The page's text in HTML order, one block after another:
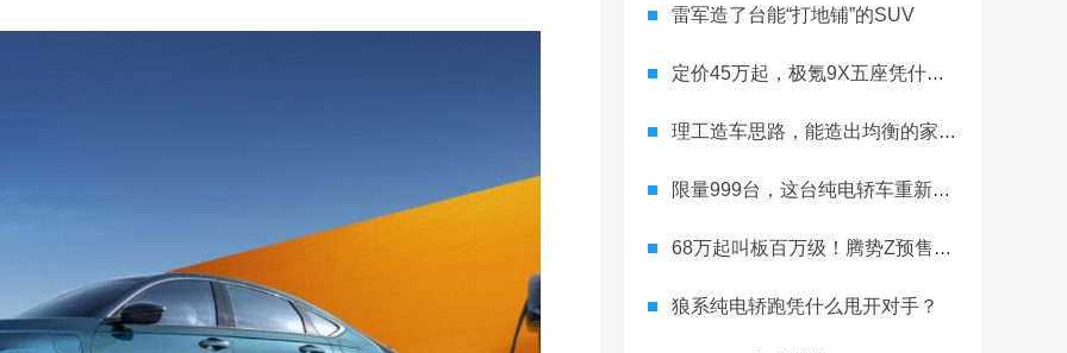
雷军造了台能“打地铺”的SUV
定价45万起，极氪9X五座凭什么领跑高端
理工造车思路，能造出均衡的家用轿跑吗
限量999台，这台纯电轿车重新定义运动家用
68万起叫板百万级！腾势Z预售开启
狼系纯电轿跑凭什么甩开对手？